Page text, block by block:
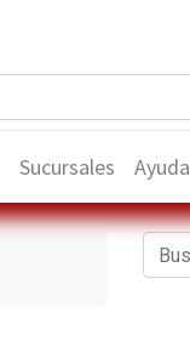
Sucursales Ayuda